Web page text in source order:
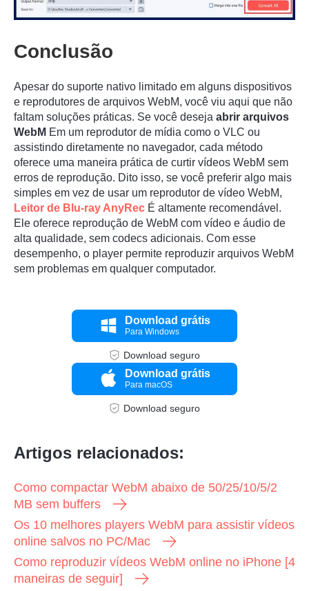
Passo 1.
Passo 2.
Conclusão
Apesar do suporte nativo limitado em alguns dispositivos
e reprodutores de arquivos WebM, você viu aqui que não
faltam soluções práticas. Se você deseja abrir arquivos
WebM Em um reprodutor de mídia como o VLC ou
assistindo diretamente no navegador, cada método
oferece uma maneira prática de curtir vídeos WebM sem
erros de reprodução. Dito isso, se você preferir algo mais
simples em vez de usar um reprodutor de vídeo WebM,
Leitor de Blu-ray AnyRec É altamente recomendável.
Ele oferece reprodução de WebM com vídeo e áudio de
alta qualidade, sem codecs adicionais. Com esse
desempenho, o player permite reproduzir arquivos WebM
sem problemas em qualquer computador.
Download grátis
Para Windows
Download seguro
Download grátis
Para macOS
Download seguro
Artigos relacionados:
Como compactar WebM abaixo de 50/25/10/5/2
MB sem buffers
Os 10 melhores players WebM para assistir vídeos
online salvos no PC/Mac
Como reproduzir vídeos WebM online no iPhone [4
maneiras de seguir]